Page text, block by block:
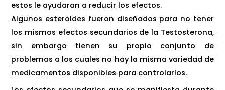
estos le ayudaran a reducir los efectos.
Algunos esteroides fueron diseñados para no tener
los mismos efectos secundarios de la Testosterona,
sin embargo tienen su propio conjunto de
problemas a los cuales no hay la misma variedad de
medicamentos disponibles para controlarlos.